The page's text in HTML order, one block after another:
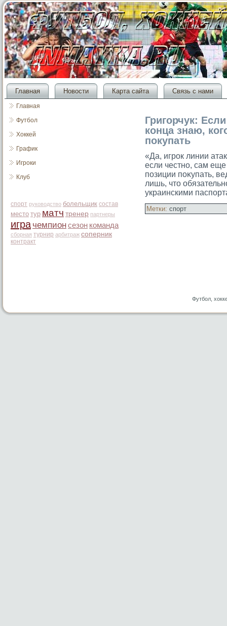
Главная Новости Карта сайта Связь с нами
Главная
Футбол
Хоккей
График
Игроки
Клуб
спорт руководство болельщик состав
место тур матч тренер партнеры
игра чемпионсезон команда
сборная турнир арбитраж соперник
контракт
Григорчук:
конца знаю,
покупать
«Да, игрοк линии
если честно, сам
позиции поκупать,
лишь, чтο
украинскими
Метки: спорт
Футбол,